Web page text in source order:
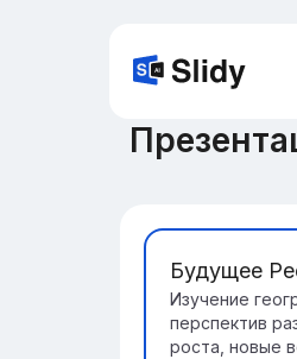
Будущее
Изучение
перспектив
роста, новые